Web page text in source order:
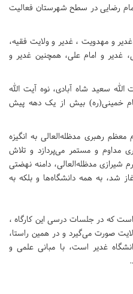
رضایی در سطح شهرستان فعالیت
و مهدویت ، غدیر و ولایت فقیه،
غدیر و امام علی، همچنین غدیر و
سعید شاه آبادی، نوه آیت الله
خمینی(ره) بیش از یک دهه پیش
رهبری مدظله‌العالی به انگیزه
مداوم و مستمر می‌پردازد و تلاش
شیرازی مدظله‌العالی، دامنه‌ نهضتی
شد، به همه دانشگاه‌ها و بلکه به
است که در جلسات درسی این کارگاه ،
صورت می­‌گیرد و در همین راستا،
غدیر است، با مبانی علمی و